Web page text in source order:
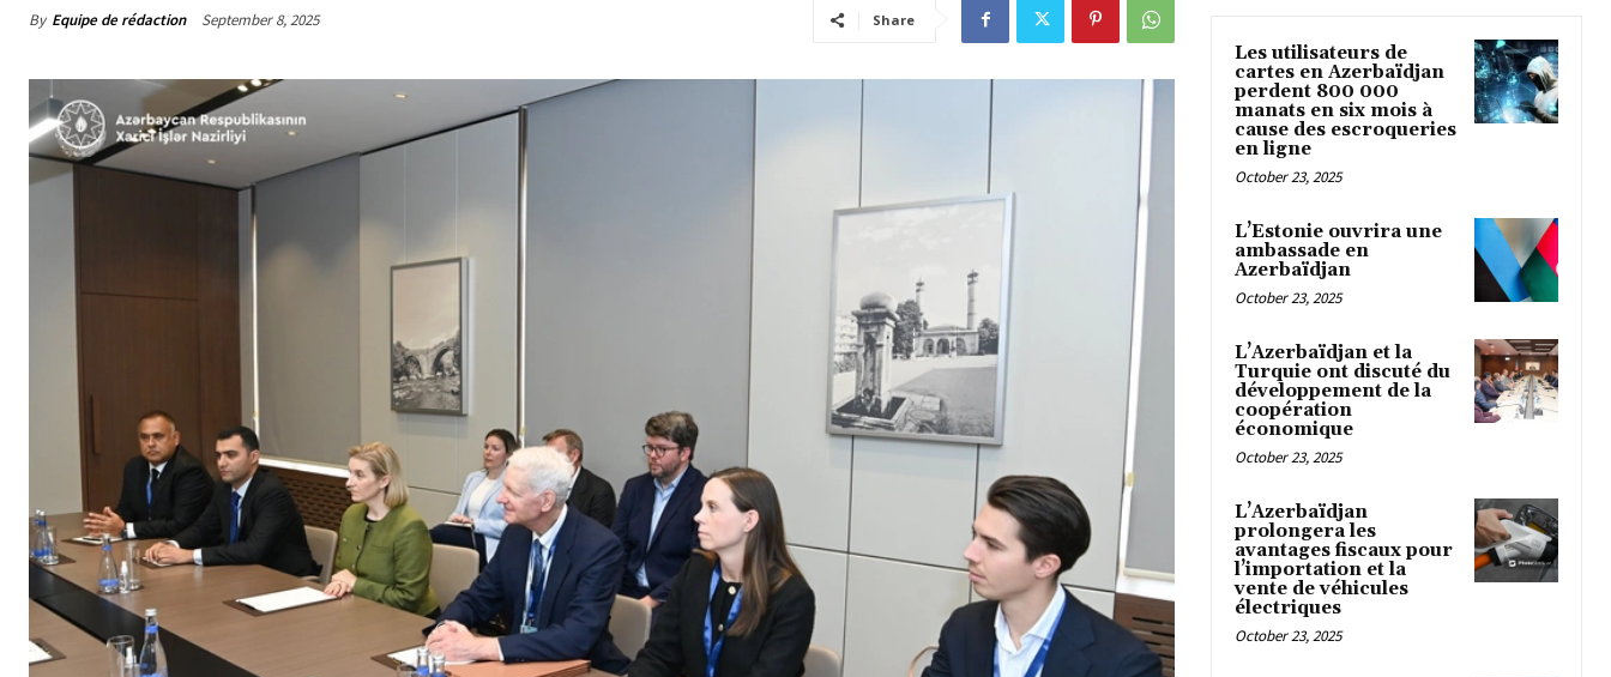
By Equipe de rédaction September 8, 2025 Share
Les utilisateurs de
cartes en Azerbaïdjan
perdent 800 000
manats en six mois à
cause des escroqueries
en ligne
October 23, 2025
L’Estonie ouvrira une
ambassade en
Azerbaïdjan
October 23, 2025
L’Azerbaïdjan et la
Turquie ont discuté du
développement de la
coopération
économique
October 23, 2025
L’Azerbaïdjan
prolongera les
avantages fiscaux pour
l’importation et la
vente de véhicules
électriques
October 23, 2025